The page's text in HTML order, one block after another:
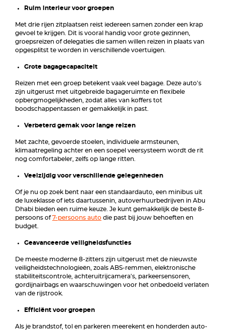
Ruim interieur voor groepen
Met drie rijen zitplaatsen reist iedereen samen zonder een krap
gevoel te krijgen. Dit is vooral handig voor grote gezinnen,
groepsreizen of delegaties die samen willen reizen in plaats van
opgesplitst te worden in verschillende voertuigen.
Grote bagagecapaciteit
Reizen met een groep betekent vaak veel bagage. Deze auto's
zijn uitgerust met uitgebreide bagageruimte en flexibele
opbergmogelijkheden, zodat alles van koffers tot
boodschappentassen er gemakkelijk in past.
Verbeterd gemak voor lange reizen
Met zachte, gevoerde stoelen, individuele armsteunen,
klimaatregeling achter en een soepel veersysteem wordt de rit
nog comfortabeler, zelfs op lange ritten.
Veelzijdig voor verschillende gelegenheden
Of je nu op zoek bent naar een standaardauto, een minibus uit
de luxeklasse of iets daartussenin, autoverhuurbedrijven in Abu
Dhabi bieden een ruime keuze. Je kunt gemakkelijk de beste 8-
persoons of7-persoons auto die past bij jouw behoeften en
budget.
Geavanceerde veiligheidsfuncties
De meeste moderne 8-zitters zijn uitgerust met de nieuwste
veiligheidstechnologieën, zoals ABS-remmen, elektronische
stabiliteitscontrole, achteruitrijcamera's, parkeersensoren,
gordijnairbags en waarschuwingen voor het onbedoeld verlaten
van de rijstrook.
Efficiënt voor groepen
Als je brandstof, tol en parkeren meerekent en honderden auto-